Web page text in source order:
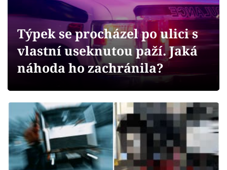
Videa
Sledujte prima+
Sledujte nás
Týpek se procházel po ulici s
vlastní useknutou paží. Jaká
náhoda ho zachránila?